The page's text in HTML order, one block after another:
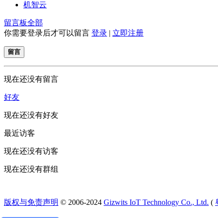
机智云
留言板全部
你需要登录后才可以留言 登录 | 立即注册
留言
现在还没有留言
好友
现在还没有好友
最近访客
现在还没有访客
现在还没有群组
版权与免责声明 © 2006-2024 Gizwits IoT Technology Co., Ltd. (